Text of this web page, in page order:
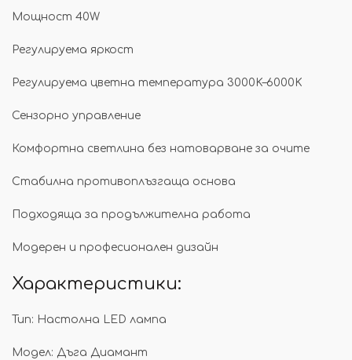
Мощност 40W
Регулируема яркост
Регулируема цветна температура 3000K–6000K
Сензорно управление
Комфортна светлина без натоварване за очите
Стабилна противоплъзгаща основа
Подходяща за продължителна работа
Модерен и професионален дизайн
Характеристики:
Тип: Настолна LED лампа
Модел: Дъга Диамант